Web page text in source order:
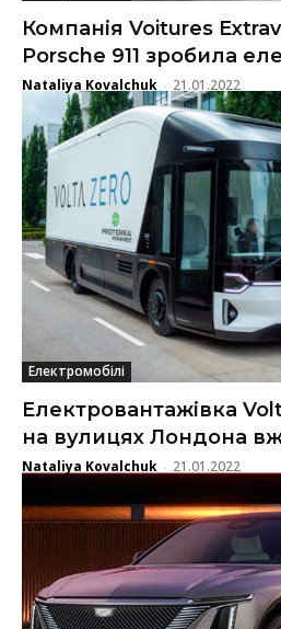
Компанія Voitures
Porsche 911 зробила
Nataliya Kovalchuk - 21.01.2022
Електромобілі
Електровантажівка
на вулицях Лондона
Nataliya Kovalchuk - 21.01.2022